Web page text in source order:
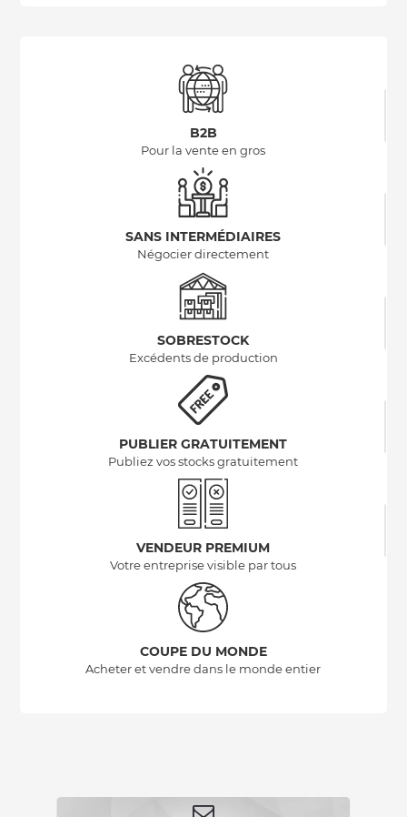
B2B
Pour la vente en gros
SANS INTERMÉDIAIRES
Négocier directement
SOBRESTOCK
Excédents de production
PUBLIER GRATUITEMENT
Publiez vos stocks gratuitement
VENDEUR PREMIUM
Votre entreprise visible par tous
COUPE DU MONDE
Acheter et vendre dans le monde entier